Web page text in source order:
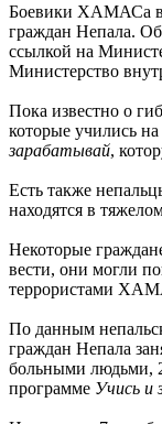
Боевики ХАМАСа
граждан Непала.
ссылкой на
Министерство
Пока известно о
которые учились
зарабатывай,
Есть также
находятся в
Некоторые
вести, они могли
террористами
По данным
граждан Непала
больными людьми,
программе Учись и